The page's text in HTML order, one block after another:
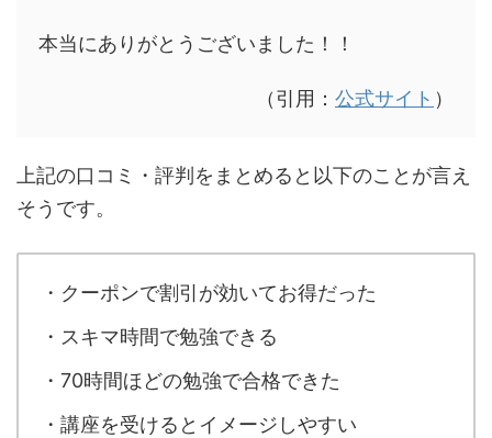
本当にありがとうございました！！
（引用： 公式サイト ）
上記の口コミ・評判をまとめると以下のことが言え
そうです。
・クーポンで割引が効いてお得だった
・スキマ時間で勉強できる
・70時間ほどの勉強で合格できた
・講座を受けるとイメージしやすい